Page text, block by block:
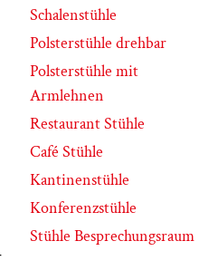
Schalenstühle
Polsterstühle drehbar
Polsterstühle mit
Armlehnen
Restaurant Stühle
Café Stühle
Kantinenstühle
Konferenzstühle
Stühle Besprechungsraum